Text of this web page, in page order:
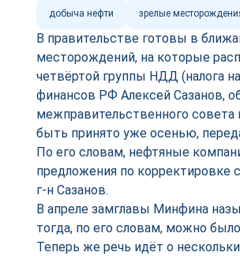
добыча нефти зрелые
В правительстве готовы в
месторождений, на которые
четвёртой группы НДД (налога
финансов РФ Алексей Сазанов,
межправительственного
быть принято уже осенью,
По его словам, нефтяные
предложения по корректировке
г-н Сазанов.
В апреле замглавы Минфина
тогда, по его словам, можно
Теперь же речь идёт о